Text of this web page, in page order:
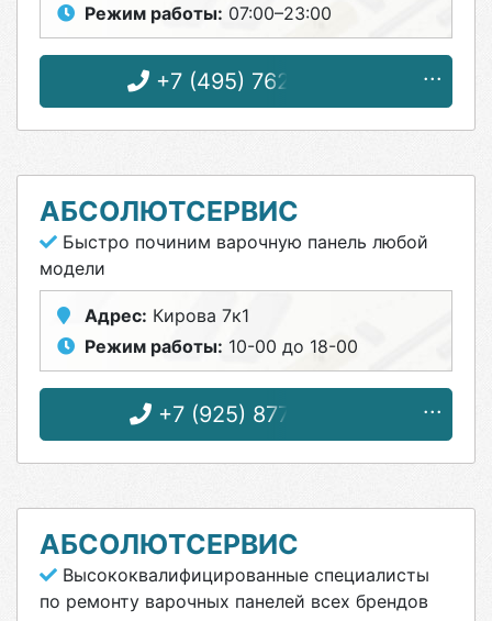
Режим работы: 07:00–23:00
+7 (495) 762-49-03
АБСОЛЮТСЕРВИС
Быстро починим варочную панель любой
модели
Адрес: Кирова 7к1
Режим работы: 10-00 до 18-00
+7 (925) 877-75-50
АБСОЛЮТСЕРВИС
Высококвалифицированные специалисты
по ремонту варочных панелей всех брендов